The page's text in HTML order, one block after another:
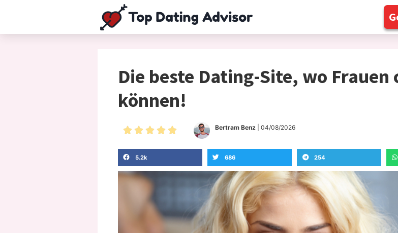
Die beste Dating-Site, wo
können!
     Bertram Benz | 04/08/2026
5.2k 686 254